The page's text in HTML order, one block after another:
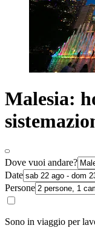
Malesia:
Dove vuoi andare?
Date
Persone
Sono in viaggio per